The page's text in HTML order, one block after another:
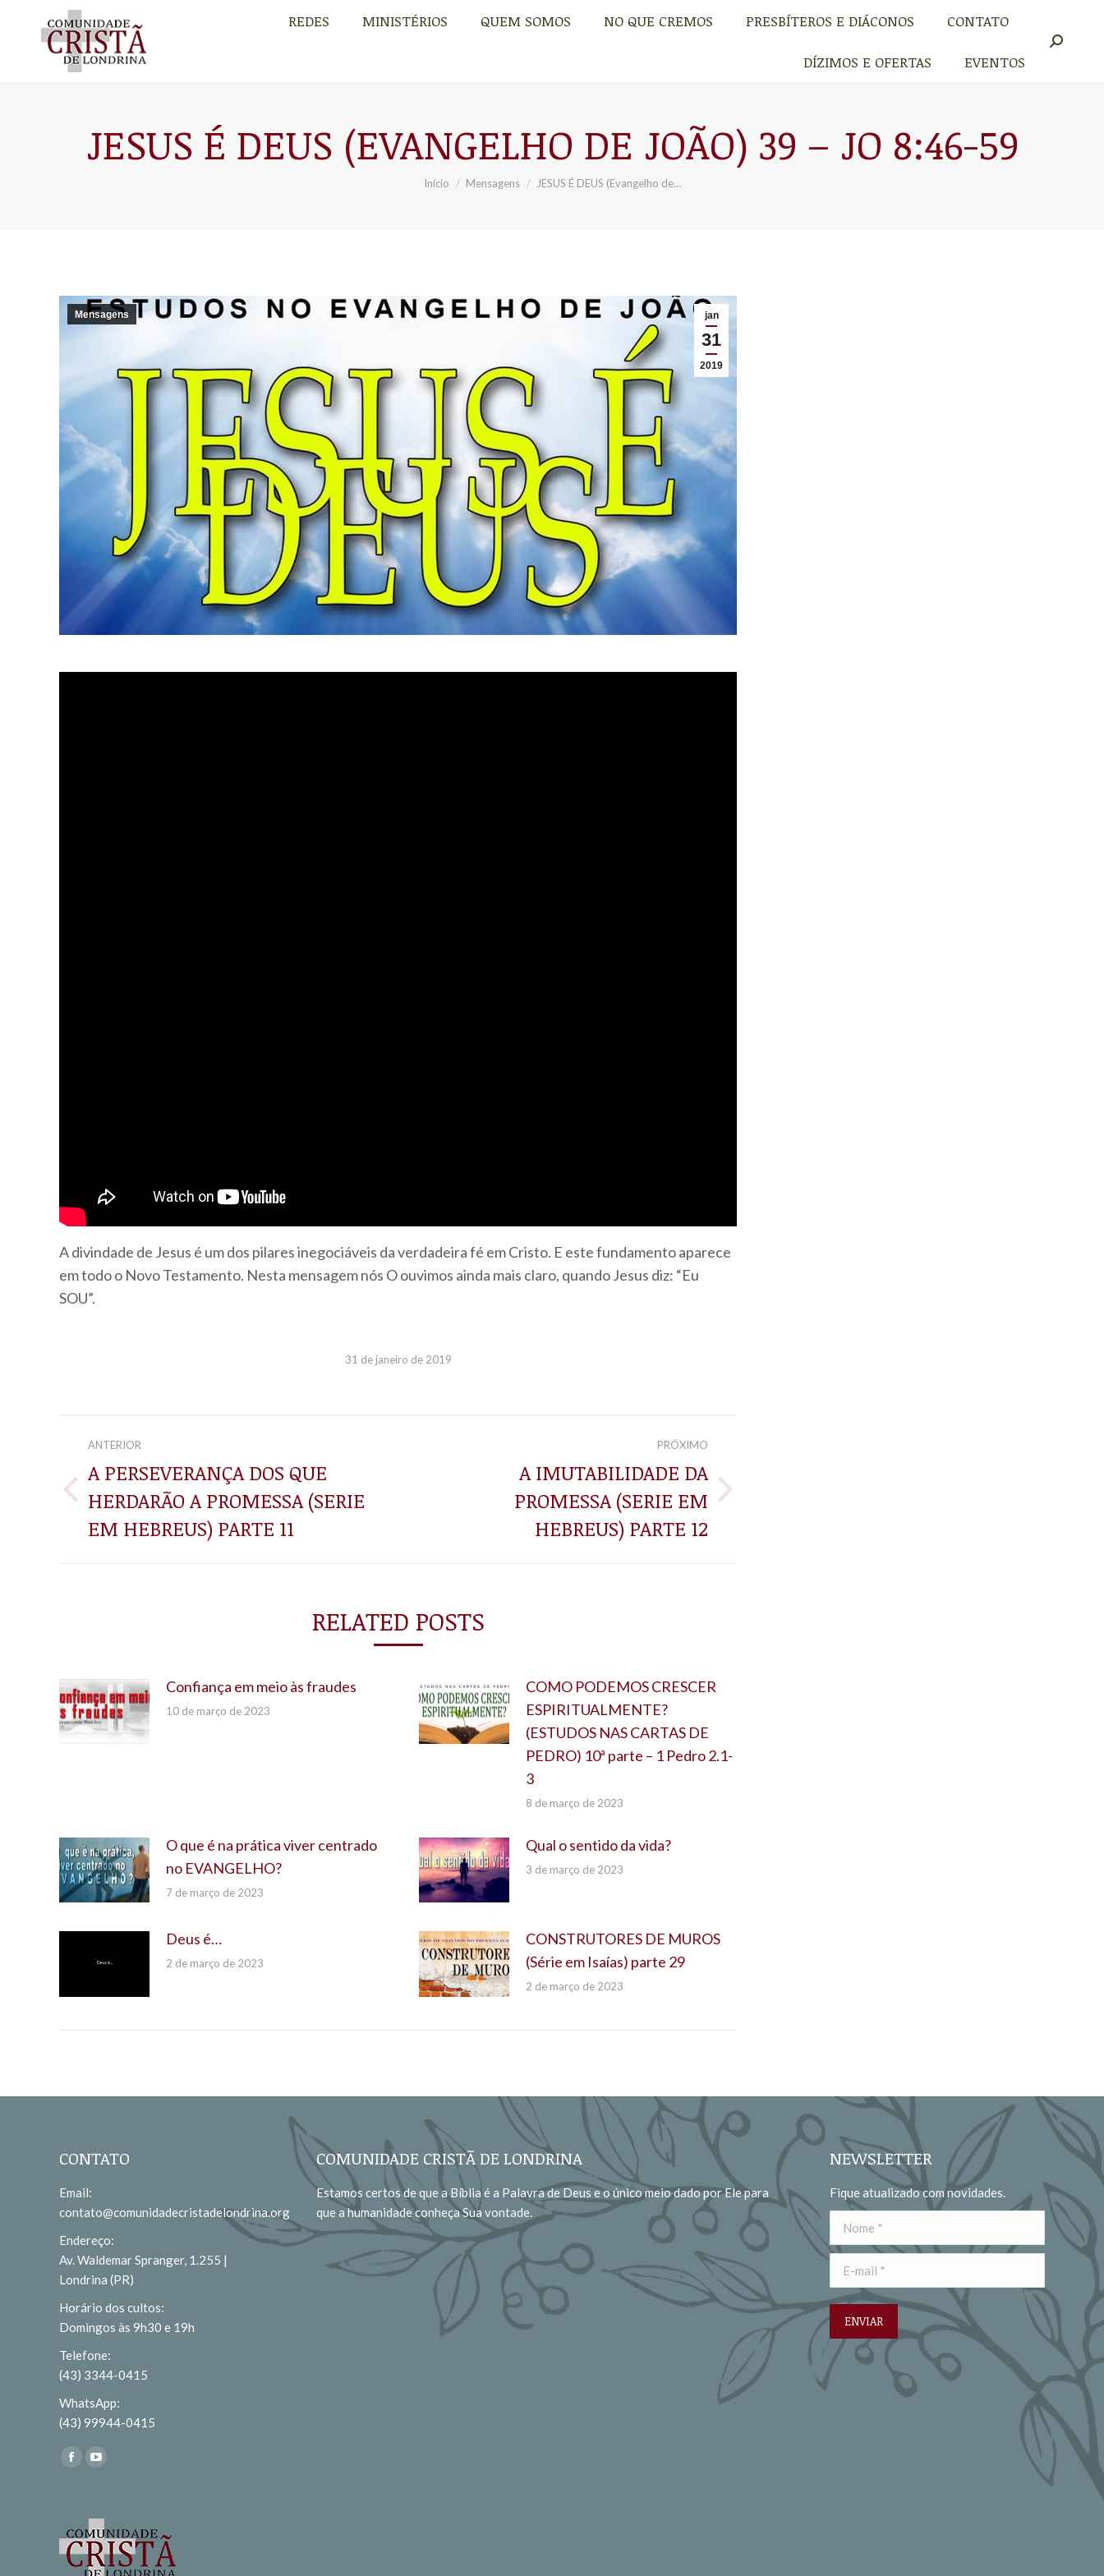
REDES MINISTÉRIOS QUEM SOMOS NO QUE CREMOS PRESBÍTEROS E DIÁCONOS CONTATO
DÍZIMOS E OFERTAS EVENTOS
Buscar
JESUS É DEUS (EVANGELHO DE JOÃO) 39 – JO 8:46-59
Você está aqui:
Início Mensagens JESUS É DEUS (Evangelho de…
jan
31
2019
Mensagens
A divindade de Jesus é um dos pilares inegociáveis da verdadeira fé em Cristo. E este fundamento aparece
em todo o Novo Testamento. Nesta mensagem nós O ouvimos ainda mais claro, quando Jesus diz: “Eu
SOU”.
31 de janeiro de 2019
NAVEGAÇÃO
DE
POST:
ANTERIOR
Post
anterior:
A PERSEVERANÇA DOS QUE
HERDARÃO A PROMESSA (SERIE
EM HEBREUS) PARTE 11
PRÓXIMO
A IMUTABILIDADE DA
PROMESSA (SERIE EM
HEBREUS) PARTE 12
RELATED POSTS
Confiança em meio às fraudes
10 de março de 2023
COMO PODEMOS CRESCER
ESPIRITUALMENTE?
(ESTUDOS NAS CARTAS DE
PEDRO) 10ª parte – 1 Pedro 2.1-
3
8 de março de 2023
O que é na prática viver centrado
no EVANGELHO?
7 de março de 2023
Qual o sentido da vida?
3 de março de 2023
Deus é…
2 de março de 2023
CONSTRUTORES DE MUROS
(Série em Isaías) parte 29
2 de março de 2023
CONTATO
Email:
contato@comunidadecristadelondrina.org
Endereço:
Av. Waldemar Spranger, 1.255 |
Londrina (PR)
Horário dos cultos:
Domingos às 9h30 e 19h
Telefone:
(43) 3344-0415
WhatsApp:
(43) 99944-0415
Encontre-nos em:
Facebook
in
new
in
new
COMUNIDADE CRISTÃ DE LONDRINA
Estamos certos de que a Bíblia é a Palavra de Deus e o único meio dado por Ele para
que a humanidade conheça Sua vontade.
NEWSLETTER
Fique atualizado com novidades.
Nome *
E-mail *
ENVIAR
REDES MINISTÉRIOS QUEM SOMOS NO QUE CREMOS PRESBÍTEROS E DIÁCONOS
CONTATO
DÍZIMOS E OFERTAS
Buscar